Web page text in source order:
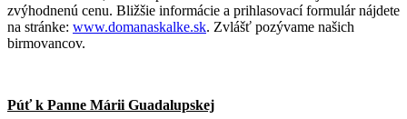
zvýhodnenú cenu. Bližšie informácie a prihlasovací formulár nájdete
na stránke: www.domanaskalke.sk. Zvlášť pozývame našich
birmovancov.
Púť k Panne Márii Guadalupskej